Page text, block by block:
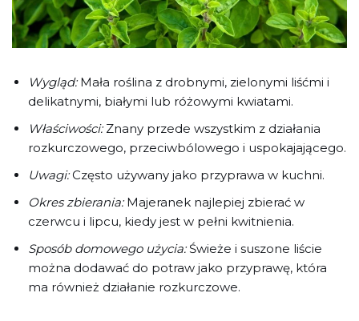
Wygląd:Mała roślina z drobnymi, zielonymi liśćmi i
delikatnymi, białymi lub różowymi kwiatami.
Właściwości:Znany przede wszystkim z działania
rozkurczowego, przeciwbólowego i uspokajającego.
Uwagi:Często używany jako przyprawa w kuchni.
Okres zbierania:Majeranek najlepiej zbierać w
czerwcu i lipcu, kiedy jest w pełni kwitnienia.
Sposób domowego użycia:Świeże i suszone liście
można dodawać do potraw jako przyprawę, która
ma również działanie rozkurczowe.